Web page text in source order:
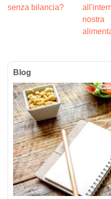
senza bilancia?
nostra
Blog